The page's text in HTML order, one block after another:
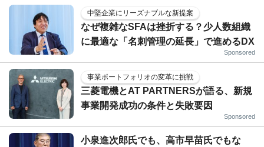
中堅企業にリーズナブルな新提案
なぜ複雑なSFAは挫折する？少人数組織
に最適な「名刺管理の延長」で進めるDX
Sponsored
事業ポートフォリオの変革に挑戦
三菱電機とAT PARTNERSが語る、新規
事業開発成功の条件と失敗要因
Sponsored
小泉進次郎氏でも、高市早苗氏でもな